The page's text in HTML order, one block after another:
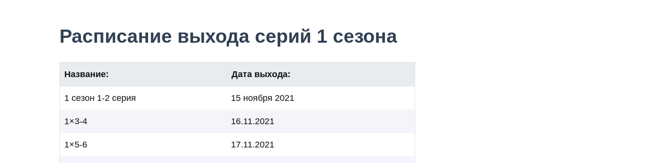
Расписание выхода серий 1 сезона
Название: Дата выхода:
1 сезон 1-2 серия 15 ноября 2021
1×3-4 16.11.2021
1×5-6 17.11.2021